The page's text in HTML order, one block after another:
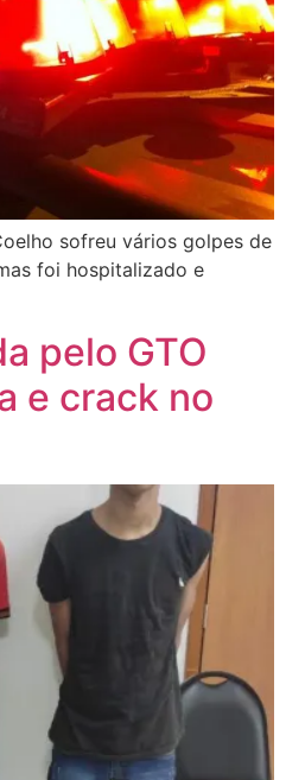
sofreu vários golpes de
foi hospitalizado e
pelo GTO
e crack no